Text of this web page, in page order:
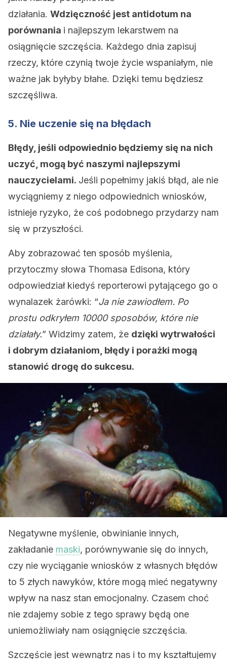
działania. Wdzięczność jest antidotum na
porównania i najlepszym lekarstwem na
osiągnięcie szczęścia. Każdego dnia zapisuj
rzeczy, które czynią twoje życie wspaniałym, nie
ważne jak byłyby błahe. Dzięki temu będziesz
szczęśliwa.
5. Nie uczenie się na błędach
Błędy, jeśli odpowiednio będziemy się na nich
uczyć, mogą być naszymi najlepszymi
nauczycielami. Jeśli popełnimy jakiś błąd, ale nie
wyciągniemy z niego odpowiednich wniosków,
istnieje ryzyko, że coś podobnego przydarzy nam
się w przyszłości.
Aby zobrazować ten sposób myślenia,
przytoczmy słowa Thomasa Edisona, który
odpowiedział kiedyś reporterowi pytającego go o
wynalazek żarówki: “Ja nie zawiodłem. Po
prostu odkryłem 10000 sposobów, które nie
działały.” Widzimy zatem, że dzięki wytrwałości
i dobrym działaniom, błędy i porażki mogą
stanowić drogę do sukcesu.
Negatywne myślenie, obwinianie innych,
zakładanie maski, porównywanie się do innych,
czy nie wyciąganie wniosków z własnych błędów
to 5 złych nawyków, które mogą mieć negatywny
wpływ na nasz stan emocjonalny. Czasem choć
nie zdajemy sobie z tego sprawy będą one
uniemożliwiały nam osiągnięcie szczęścia.
Szczęście jest wewnątrz nas i to my kształtujemy